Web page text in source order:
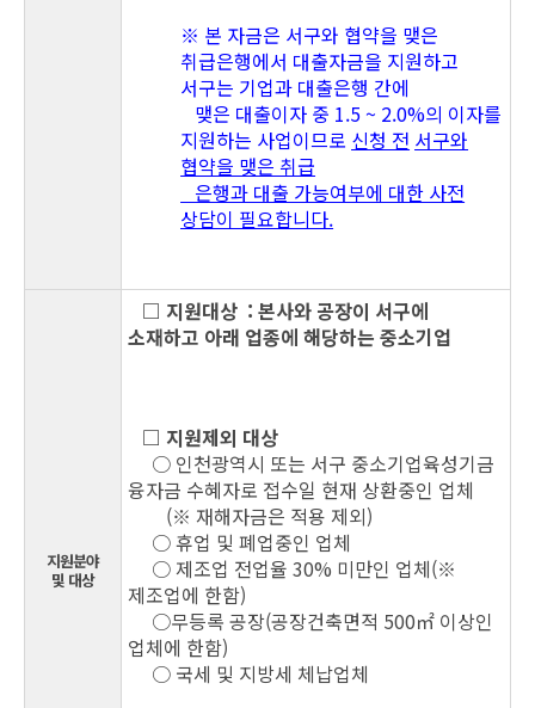
※ 본 자금은 서구와 협약을 맺은
취급은행에서 대출자금을 지원하고
서구는 기업과 대출은행 간에
맺은 대출이자 중 1.5 ~ 2.0%의 이자를
지원하는 사업이므로 신청 전 서구와
협약을 맺은 취급
은행과 대출 가능여부에 대한 사전
상담이 필요합니다.
지원분야
및 대상
□ 지원대상 : 본사와 공장이 서구에
소재하고 아래 업종에 해당하는 중소기업
□ 지원제외 대상
○ 인천광역시 또는 서구 중소기업육성기금
융자금 수혜자로 접수일 현재 상환중인 업체
(※ 재해자금은 적용 제외)
○ 휴업 및 폐업중인 업체
○ 제조업 전업율 30% 미만인 업체(※
제조업에 한함)
○무등록 공장(공장건축면적 500㎡ 이상인
업체에 한함)
○ 국세 및 지방세 체납업체